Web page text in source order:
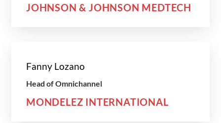
JOHNSON & JOHNSON MEDTECH
Fanny Lozano
Head of Omnichannel
MONDELEZ INTERNATIONAL